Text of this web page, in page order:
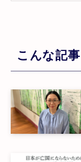
こんな記